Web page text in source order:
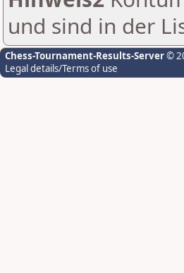
und sind in der
Chess-Tournament-Results-Server©
Legal details/Terms of use